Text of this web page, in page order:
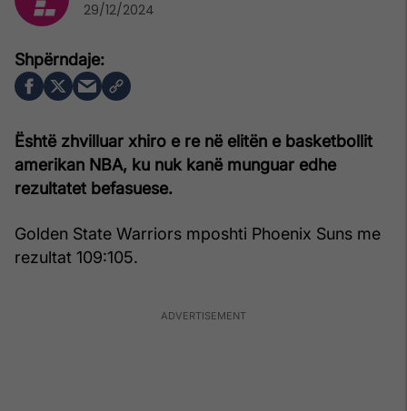
Është zhvilluar xhiro e re në elitën e basketbollit
amerikan NBA, ku nuk kanë munguar edhe
rezultatet befasuese.
Golden State Warriors mposhti Phoenix Suns me
rezultat 109:105.
29/12/2024